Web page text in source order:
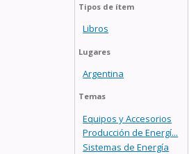
Tipos de ítem
Libros
Lugares
Argentina
Temas
Equipos y Accesorios
Producción de Energí...
Sistemas de Energía